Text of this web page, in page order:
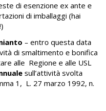
di esenzione ex ante e
di imballaggi (hai
)
– entro questa data
di smaltimento e bonifica
alle Regione e alle USL
sull’attività svolta
1, L. 27 marzo 1992, n.